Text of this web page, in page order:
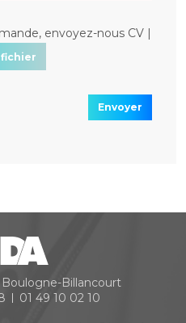
envoyez-nous CV |
Envoyer
Boulogne-Billancourt
01 49 10 02 10